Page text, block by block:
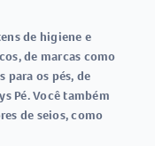
de higiene e
de marcas como
para os pés, de
Pé. Você também
de seios, como